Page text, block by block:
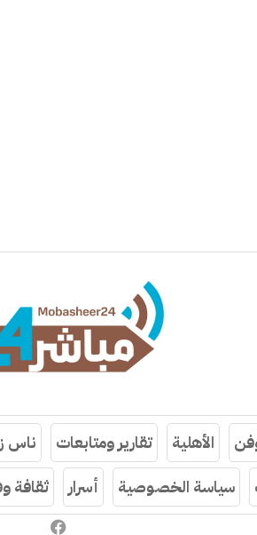
الأهلية تقارير ومتابعات ناس
سياسة الخصوصية أسرار ثقافة
فيسبوك